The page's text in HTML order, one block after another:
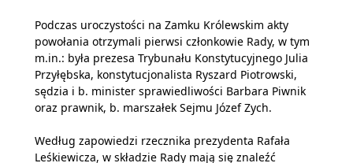
Podczas uroczystości na Zamku Królewskim akty
powołania otrzymali pierwsi członkowie Rady, w tym
m.in.: była prezesa Trybunału Konstytucyjnego Julia
Przyłębska, konstytucjonalista Ryszard Piotrowski,
sędzia i b. minister sprawiedliwości Barbara Piwnik
oraz prawnik, b. marszałek Sejmu Józef Zych.
Według zapowiedzi rzecznika prezydenta Rafała
Leśkiewicza, w składzie Rady mają się znaleźć